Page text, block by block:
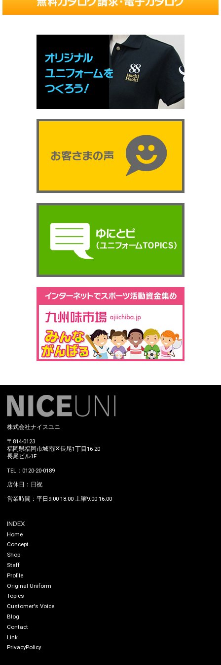
株式会社ナイスユニ
〒814-0123
福岡県福岡市城南区長尾1丁目16-20
長尾ビル1F
TEL：0120-20-0189
店休日：日祝
営業時間：平日9:00-18:00 土曜9:00-16:00
INDEX
Home
Concept
Shop
Staff
Profile
Original Uniform
Topics
Customer's Voice
Blog
Contact
Link
PrivacyPolicy